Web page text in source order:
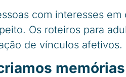
com interesses
Os roteiros para
de vínculos afetivos.